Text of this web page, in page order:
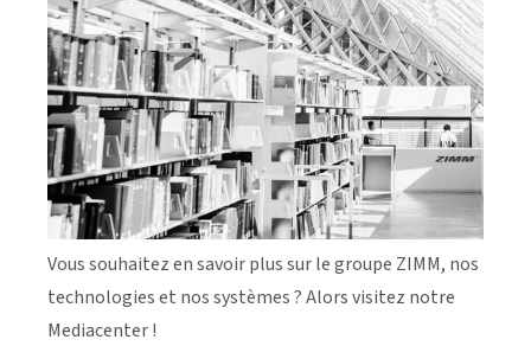
Vous souhaitez en savoir plus sur le groupe ZIMM, nos
technologies et nos systèmes ? Alors visitez notre
Mediacenter !